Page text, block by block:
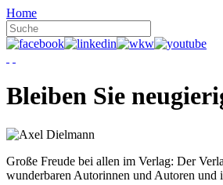
Home
Bleiben Sie
Große Freude bei allen im Verlag: Der
wunderbaren Autorinnen und Autoren